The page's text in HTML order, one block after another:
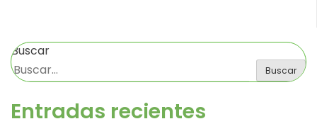
Buscar
Buscar
Entradas recientes